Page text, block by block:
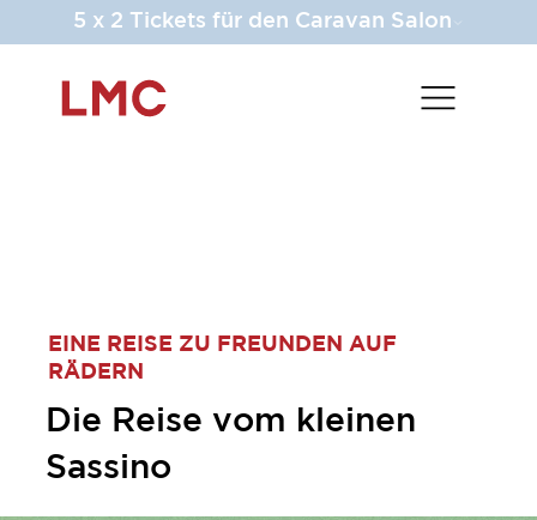
5 x 2 Tickets für den Caravan Salon
EINE REISE ZU FREUNDEN AUF
RÄDERN
Die Reise vom kleinen
Sassino